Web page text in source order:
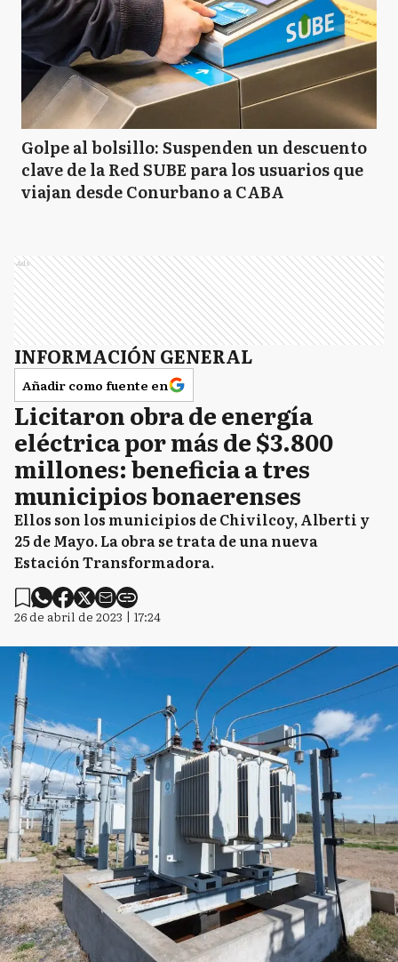
Golpe al bolsillo: Suspenden un descuento
clave de la Red SUBE para los usuarios que
viajan desde Conurbano a CABA
Ads
INFORMACIÓN GENERAL
Añadir como fuente en
Licitaron obra de energía
eléctrica por más de $3.800
millones: beneficia a tres
municipios bonaerenses
Ellos son los municipios de Chivilcoy, Alberti y
25 de Mayo. La obra se trata de una nueva
Estación Transformadora.
26 de abril de 2023 | 17:24